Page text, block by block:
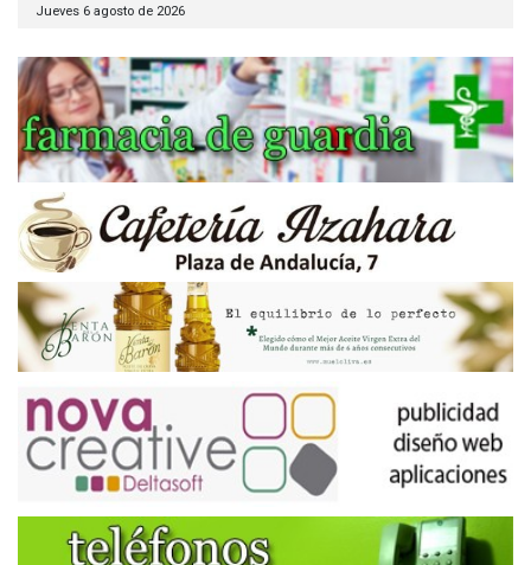
Jueves 6 agosto de 2026